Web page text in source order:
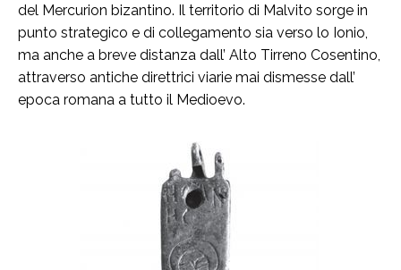
del Mercurion bizantino. Il territorio di Malvito sorge in
punto strategico e di collegamento sia verso lo Ionio,
ma anche a breve distanza dall’ Alto Tirreno Cosentino,
attraverso antiche direttrici viarie mai dismesse dall’
epoca romana a tutto il Medioevo.